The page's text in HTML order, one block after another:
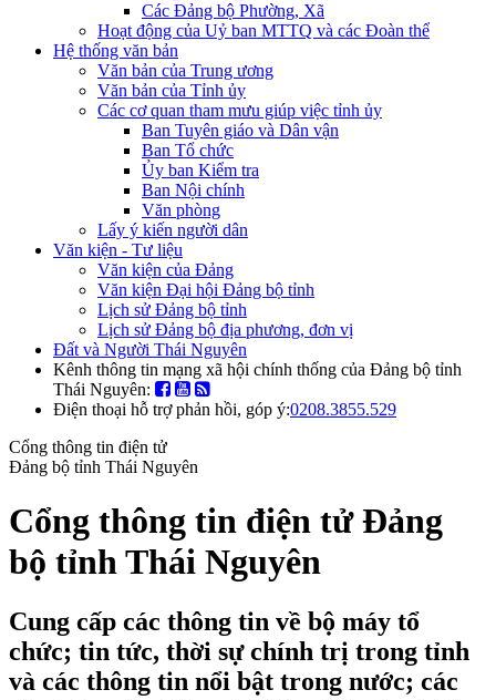
Các Đảng bộ Phường, Xã
Hoạt động của Uỷ ban MTTQ và các Đoàn thể
Hệ thống văn bản
Văn bản của Trung ương
Văn bản của Tỉnh ủy
Các cơ quan tham mưu giúp việc tỉnh ủy
Ban Tuyên giáo và Dân vận
Ban Tổ chức
Ủy ban Kiểm tra
Ban Nội chính
Văn phòng
Lấy ý kiến người dân
Văn kiện - Tư liệu
Văn kiện của Đảng
Văn kiện Đại hội Đảng bộ tỉnh
Lịch sử Đảng bộ tỉnh
Lịch sử Đảng bộ địa phương, đơn vị
Đất và Người Thái Nguyên
Kênh thông tin mạng xã hội chính thống của Đảng bộ tỉnh
Thái Nguyên:
Điện thoại hỗ trợ phản hồi, góp ý:0208.3855.529
Cổng thông tin điện tử
Đảng bộ tỉnh Thái Nguyên
Cổng thông tin điện tử Đảng
bộ tỉnh Thái Nguyên
Cung cấp các thông tin về bộ máy tổ
chức; tin tức, thời sự chính trị trong tỉnh
và các thông tin nổi bật trong nước; các